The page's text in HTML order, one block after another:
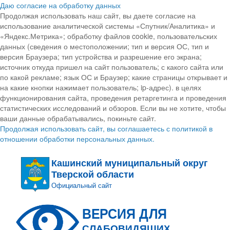
Даю согласие на обработку данных
Продолжая использовать наш сайт, вы даете согласие на
использование аналитической системы «Спутник/Аналитика» и
«Яндекс.Метрика»; обработку файлов cookie, пользовательских
данных (сведения о местоположении; тип и версия ОС, тип и
версия Браузера; тип устройства и разрешение его экрана;
источник откуда пришел на сайт пользователь; с какого сайта или
по какой рекламе; язык ОС и Браузер; какие страницы открывает и
на какие кнопки нажимает пользователь; ip-адрес). в целях
функционирования сайта, проведения ретаргетинга и проведения
статистических исследований и обзоров. Если вы не хотите, чтобы
ваши данные обрабатывались, покиньте сайт.
Продолжая использовать сайт, вы соглашаетесь с политикой в
отношении обработки персональных данных.